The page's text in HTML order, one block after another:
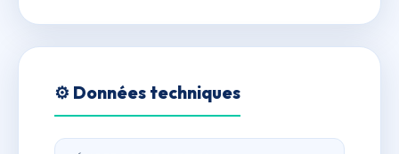
⚙️ Données techniques